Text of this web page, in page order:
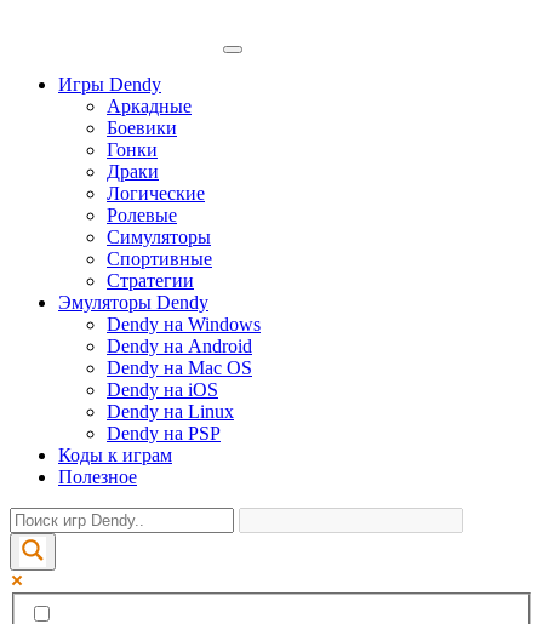
Игры Dendy
Аркадные
Боевики
Гонки
Драки
Логические
Ролевые
Симуляторы
Спортивные
Стратегии
Эмуляторы Dendy
Dendy на Windows
Dendy на Android
Dendy на Mac OS
Dendy на iOS
Dendy на Linux
Dendy на PSP
Коды к играм
Полезное